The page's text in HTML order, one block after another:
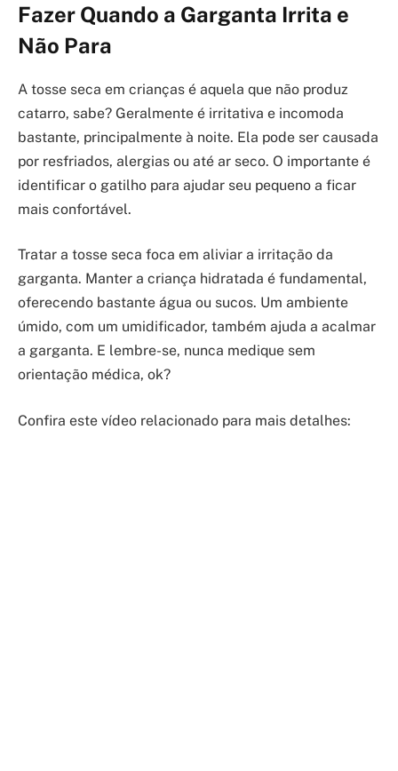
Fazer Quando a Garganta Irrita e
Não Para
A tosse seca em crianças é aquela que não produz
catarro, sabe? Geralmente é irritativa e incomoda
bastante, principalmente à noite. Ela pode ser causada
por resfriados, alergias ou até ar seco. O importante é
identificar o gatilho para ajudar seu pequeno a ficar
mais confortável.
Tratar a tosse seca foca em aliviar a irritação da
garganta. Manter a criança hidratada é fundamental,
oferecendo bastante água ou sucos. Um ambiente
úmido, com um umidificador, também ajuda a acalmar
a garganta. E lembre-se, nunca medique sem
orientação médica, ok?
Confira este vídeo relacionado para mais detalhes: